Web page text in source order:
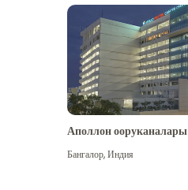
Аполлон ооруканалары
Бангалор,Индия